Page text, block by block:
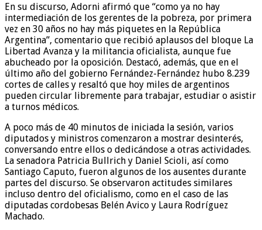
En su discurso, Adorni afirmó que “como ya no hay
intermediación de los gerentes de la pobreza, por primera
vez en 30 años no hay más piquetes en la República
Argentina”, comentario que recibió aplausos del bloque La
Libertad Avanza y la militancia oficialista, aunque fue
abucheado por la oposición. Destacó, además, que en el
último año del gobierno Fernández-Fernández hubo 8.239
cortes de calles y resaltó que hoy miles de argentinos
pueden circular libremente para trabajar, estudiar o asistir
a turnos médicos.
A poco más de 40 minutos de iniciada la sesión, varios
diputados y ministros comenzaron a mostrar desinterés,
conversando entre ellos o dedicándose a otras actividades.
La senadora Patricia Bullrich y Daniel Scioli, así como
Santiago Caputo, fueron algunos de los ausentes durante
partes del discurso. Se observaron actitudes similares
incluso dentro del oficialismo, como en el caso de las
diputadas cordobesas Belén Avico y Laura Rodríguez
Machado.